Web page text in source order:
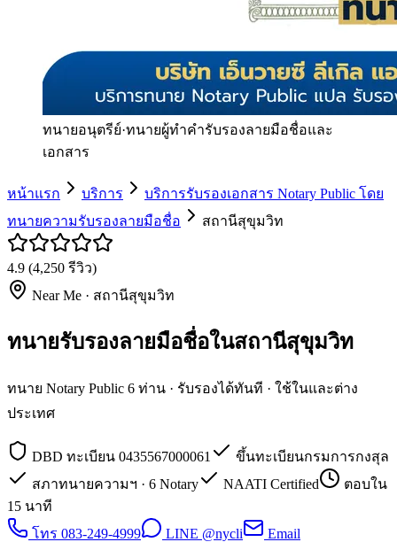
ทนายอนุตรีย์·ทนายผู้ทำคำรับรองลายมือชื่อและ
เอกสาร
หน้าแรก บริการ
บริการรับรองเอกสาร Notary Public โดย
ทนายความรับรองลายมือชื่อ
สถานีสุขุมวิท
4.9 (4,250 รีวิว)
Near Me · สถานีสุขุมวิท
ทนายรับรองลายมือชื่อในสถานีสุขุมวิท
ทนาย Notary Public 6 ท่าน · รับรองได้ทันที · ใช้ในและต่าง
ประเทศ
DBD ทะเบียน 0435567000061
ขึ้นทะเบียนกรมการกงสุล
สภาทนายความฯ · 6 Notary
NAATI Certified
ตอบใน
15 นาที
โทร 083-249-4999
LINE @nycli
Email